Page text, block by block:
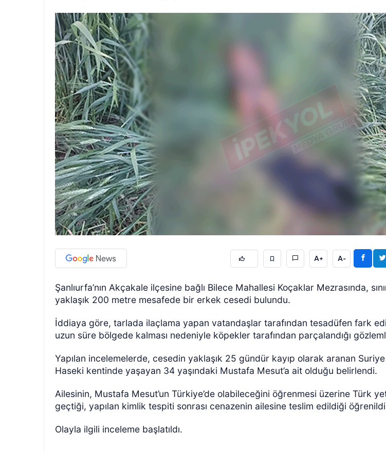
A+ A-
Şanlıurfa’nın Akçakale ilçesine bağlı Bilece Mahallesi Koçaklar Mezrasında,
yaklaşık 200 metre mesafede bir erkek cesedi bulundu.
İddiaya göre, tarlada ilaçlama yapan vatandaşlar tarafından tesadüfen fark
uzun süre bölgede kalması nedeniyle köpekler tarafından parçalandığı
Yapılan incelemelerde, cesedin yaklaşık 25 gündür kayıp olarak aranan
Haseki kentinde yaşayan 34 yaşındaki Mustafa Mesut’a ait olduğu belirlendi.
Ailesinin, Mustafa Mesut’un Türkiye’de olabileceğini öğrenmesi üzerine Türk
geçtiği, yapılan kimlik tespiti sonrası cenazenin ailesine teslim edildiği
Olayla ilgili inceleme başlatıldı.